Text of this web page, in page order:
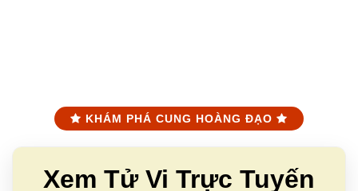
KHÁM PHÁ CUNG HOÀNG ĐẠO